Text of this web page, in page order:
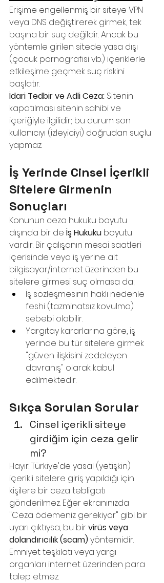
Erişime engellenmiş bir siteye VPN
veya DNS değiştirerek girmek, tek
başına bir suç değildir. Ancak bu
yöntemle girilen sitede yasa dışı
(çocuk pornografisi vb.) içeriklerle
etkileşime geçmek suç riskini
başlatır.
İdari Tedbir ve Adli Ceza: Sitenin
kapatılması sitenin sahibi ve
içeriğiyle ilgilidir; bu durum son
kullanıcıyı (izleyiciyi) doğrudan suçlu
yapmaz.
İş Yerinde Cinsel İçerikli
Sitelere Girmenin
Sonuçları
Konunun ceza hukuku boyutu
dışında bir de İş Hukuku boyutu
vardır. Bir çalışanın mesai saatleri
içerisinde veya iş yerine ait
bilgisayar/internet üzerinden bu
sitelere girmesi suç olmasa da;
İş sözleşmesinin haklı nedenle
feshi (tazminatsız kovulma)
sebebi olabilir.
Yargıtay kararlarına göre, iş
yerinde bu tür sitelere girmek
"güven ilişkisini zedeleyen
davranış" olarak kabul
edilmektedir.
Sıkça Sorulan Sorular
Cinsel içerikli siteye
girdiğim için ceza gelir
mi?
Hayır. Türkiye'de yasal (yetişkin)
içerikli sitelere giriş yapıldığı için
kişilere bir ceza tebligatı
gönderilmez. Eğer ekranınızda
"Ceza ödemeniz gerekiyor" gibi bir
uyarı çıktıysa, bu bir virüs veya
dolandırıcılık (scam) yöntemidir.
Emniyet teşkilatı veya yargı
organları internet üzerinden para
talep etmez.